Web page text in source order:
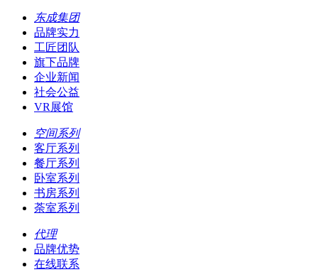
东成集团
品牌实力
工匠团队
旗下品牌
企业新闻
社会公益
VR展馆
空间系列
客厅系列
餐厅系列
卧室系列
书房系列
荼室系列
代理
品牌优势
在线联系